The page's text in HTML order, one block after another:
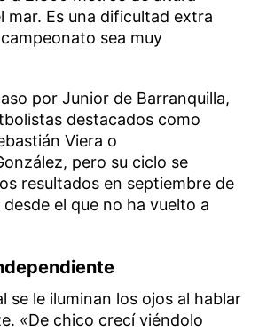
mar. Es una dificultad extra
sea muy
por Junior de Barranquilla,
destacados como
Viera o
pero su ciclo se
resultados en septiembre de
el que no ha vuelto a
se le iluminan los ojos al hablar
«De chico crecí viéndolo